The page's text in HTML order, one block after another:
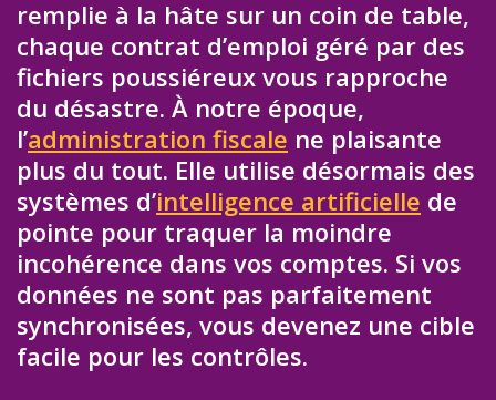
remplie à la hâte sur un coin de table,
chaque contrat d’emploi géré par des
fichiers poussiéreux vous rapproche
du désastre. À notre époque,
l’administration fiscale ne plaisante
plus du tout. Elle utilise désormais des
systèmes d’intelligence artificielle de
pointe pour traquer la moindre
incohérence dans vos comptes. Si vos
données ne sont pas parfaitement
synchronisées, vous devenez une cible
facile pour les contrôles.